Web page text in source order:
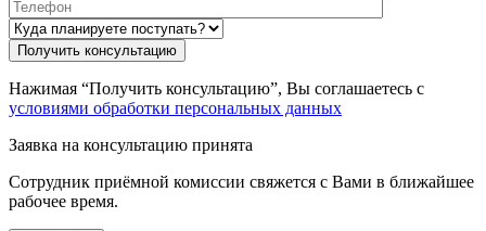
Нажимая “Получить консультацию”, Вы соглашаетесь с
условиями обработки персональных данных
Заявка на консультацию принята
Сотрудник приёмной комиссии свяжется с Вами в ближайшее
рабочее время.